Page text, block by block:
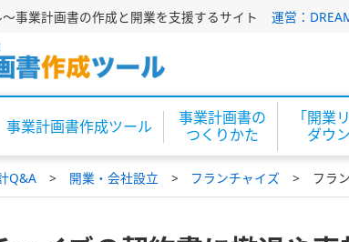
事業計画書の作成と開業を支援するサイト 運営：
事業計画書作成ツール
事業計画書の
つくりかた
「開業
ダウ
Q&A 開業・会社設立 フランチャイズ フラ